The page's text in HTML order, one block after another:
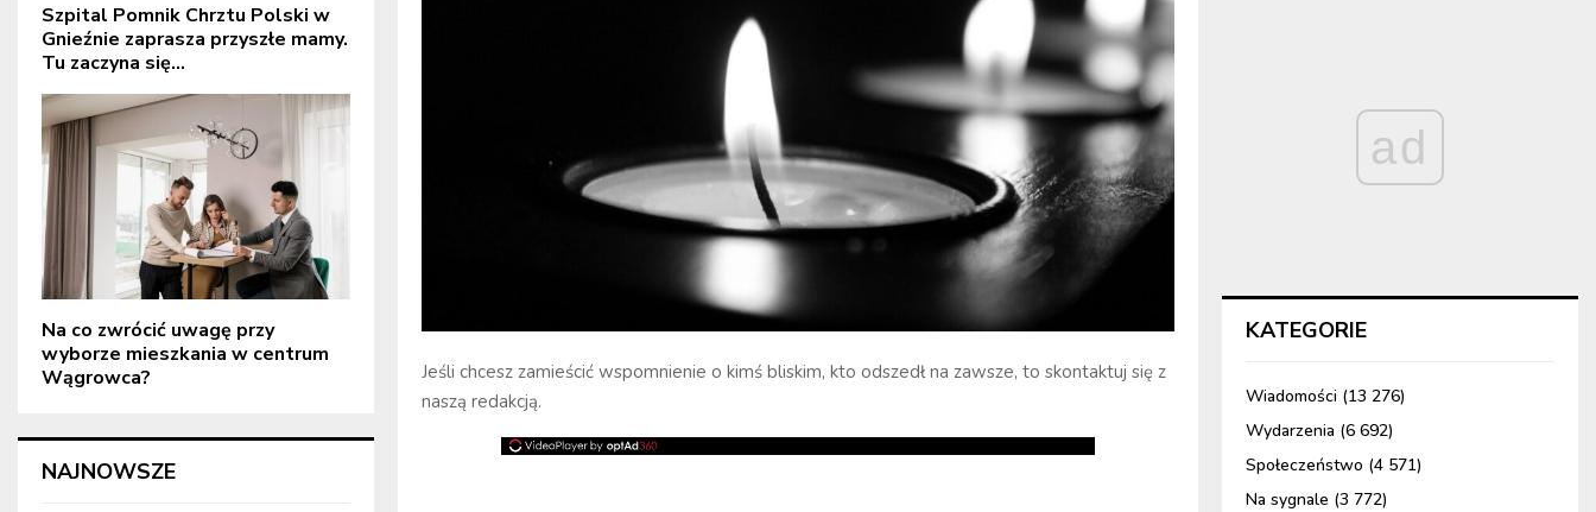
Jeśli chcesz zamieścić wspomnienie o kimś bliskim, kto odszedł na zawsze, to skontaktuj się z
naszą redakcją.
Szpital Pomnik Chrztu Polski w
Gnieźnie zaprasza przyszłe mamy.
Tu zaczyna się...
Na co zwrócić uwagę przy
wyborze mieszkania w centrum
Wągrowca?
NAJNOWSZE
ad
KATEGORIE
Wiadomości (13 276)
Wydarzenia (6 692)
Społeczeństwo (4 571)
Na sygnale (3 772)